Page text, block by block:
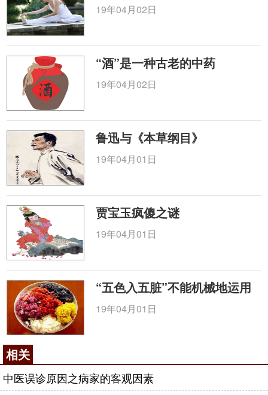
19年04月02日
“酒”是一种古老的中药
19年04月02日
鲁迅与《本草纲目》
19年04月01日
贾宝玉疯傻之谜
19年04月01日
“五色入五脏”不能机械地运用
19年04月01日
相关
中医误诊原因之病家的客观因素